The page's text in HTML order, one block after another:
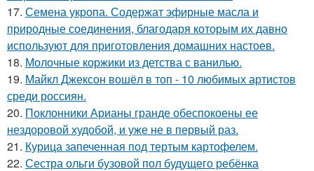
17. Семена укропа. Содержат эфирные масла и
природные соединения, благодаря которым их давно
используют для приготовления домашних настоев.
18. Молочные коржики из детства с ванилью.
19. Майкл Джексон вошёл в топ - 10 любимых артистов
среди россиян.
20. Поклонники Арианы гранде обеспокоены ее
нездоровой худобой, и уже не в первый раз.
21. Курица запеченная под тертым картофелем.
22. Сестра ольги бузовой пол будущего ребёнка